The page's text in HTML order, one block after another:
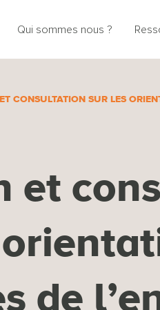
Qui sommes nous ?
CONSULTATION SUR LES
et